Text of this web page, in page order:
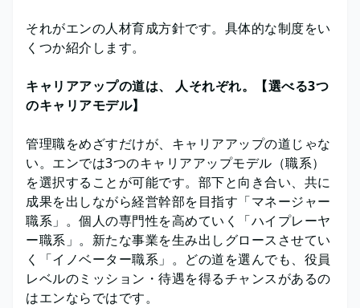
それがエンの人材育成方針です。具体的な制度をい
くつか紹介します。
キャリアアップの道は、 人それぞれ。【選べる3つ
のキャリアモデル】
管理職をめざすだけが、キャリアアップの道じゃな
い。エンでは3つのキャリアアップモデル（職系）
を選択することが可能です。部下と向き合い、共に
成果を出しながら経営幹部を目指す「マネージャー
職系」。個人の専門性を高めていく「ハイプレーヤ
ー職系」。新たな事業を生み出しグロースさせてい
く「イノベーター職系」。どの道を選んでも、役員
レベルのミッション・待遇を得るチャンスがあるの
はエンならではです。